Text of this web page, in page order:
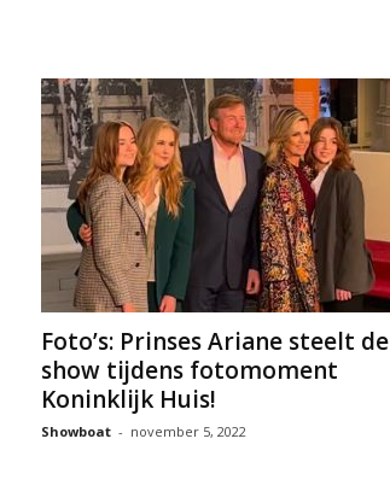
Foto’s: Prinses Ariane steelt de
show tijdens fotomoment
Koninklijk Huis!
Showboat - november 5, 2022